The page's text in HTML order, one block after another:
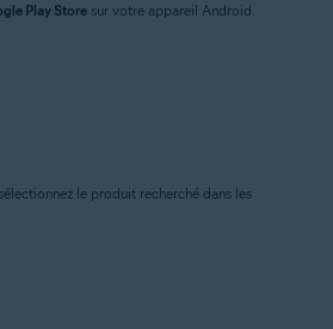
Play Store sur votre appareil Android.
le produit recherché dans les